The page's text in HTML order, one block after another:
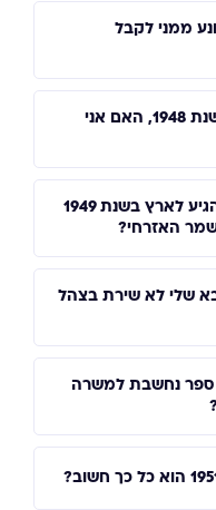
ממני לקבל
סבתי התגייסה לפלמח בשנת 1948, האם אני
מה קורה אם הסבא שלי הגיע לארץ בשנת 1949
שלי לא שירת בצהל
ספר נחשבת למשרה